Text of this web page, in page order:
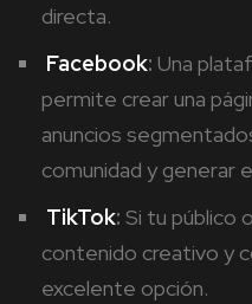
directa.
Facebook: Una
permite crear una
anuncios
comunidad y generar
TikTok: Si tu público
contenido creativo y
excelente opción.